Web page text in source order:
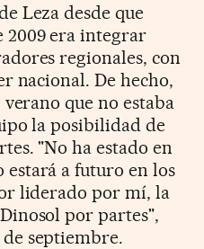
Leza desde que
2009 era integrar
regionales, con
nacional. De hecho,
que no estaba
la posibilidad de
"No ha estado en
a futuro en los
liderado por mí, la
por partes",
de septiembre.